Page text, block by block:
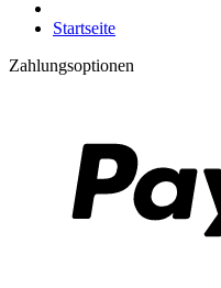
Startseite
Zahlungsoptionen